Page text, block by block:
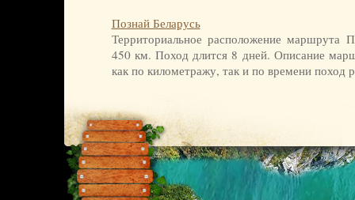
Познай Беларусь
Территориальное расположение маршрута
450 км. Поход длится 8 дней. Описание
как по километражу, так и по времени поход